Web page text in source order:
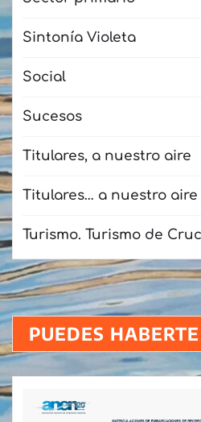
Sintonía Violeta
Social
Sucesos
Titulares, a nuestro aire
Titulares… a nuestro aire
Turismo. Turismo de
PUEDES